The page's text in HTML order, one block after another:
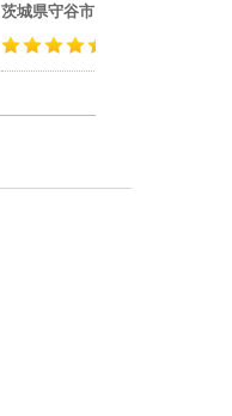
守谷市
茨城県守谷市